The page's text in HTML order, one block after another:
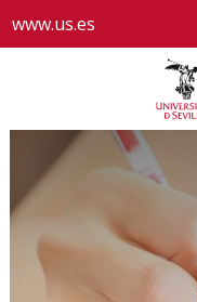
www.us.es